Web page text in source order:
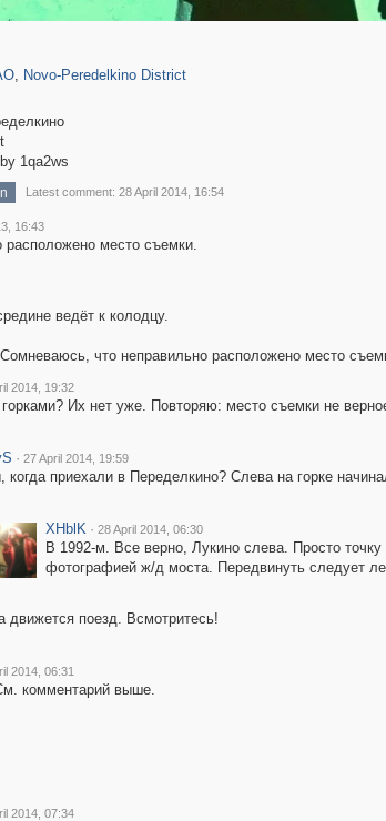
, Novo-Peredelkino District
1qa2ws
Latest comment: 28 April 2014, 16:54
16:43
расположено место съемки.
ведёт к колодцу.
что неправильно расположено место
2014, 19:32
Их нет уже. Повторяю: место съемки не
· 27 April 2014, 19:59
когда приехали в Переделкино? Слева на горке
XHblK · 28 April 2014, 06:30
В 1992-м. Все верно, Лукино слева. Просто точку
фотографией ж/д моста. Передвинуть следует
движется поезд. Всмотритесь!
2014, 06:31
комментарий выше.
2014, 07:34